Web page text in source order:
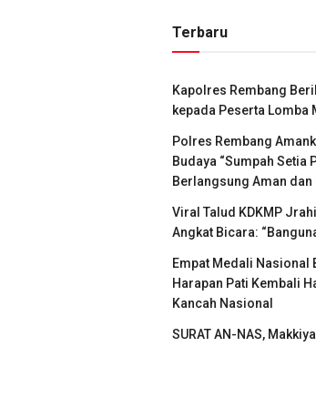
Terbaru
Kapolres Rembang
kepada Peserta Lomba
Polres Rembang
Budaya “Sumpah Setia
Berlangsung Aman
Viral Talud KDKMP
Angkat Bicara:
Empat Medali Nasional
Harapan Pati Kembali
Kancah Nasional
SURAT AN-NAS,